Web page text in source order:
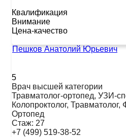
Квалификация
Внимание
Цена-качество
Пешков Анатолий Юрьевич
5
Врач высшей категории
Травматолог-ортопед, УЗИ-
Колопроктолог, Травматолог,
Ортопед
Стаж: 27
+7 (499) 519-38-52